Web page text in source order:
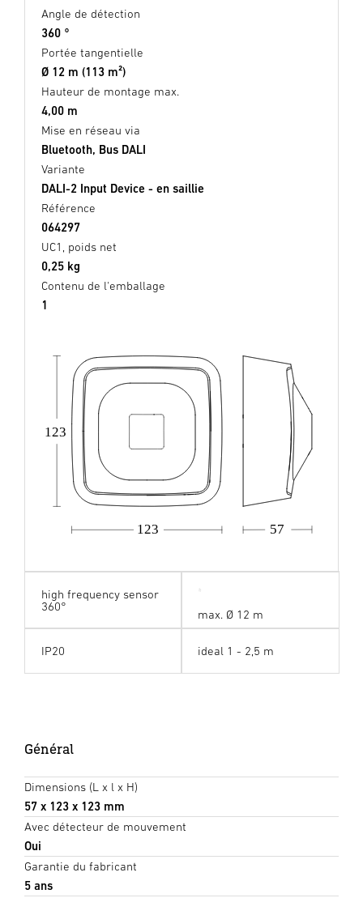
Angle de détection
360 °
Portée tangentielle
Ø 12 m (113 m²)
Hauteur de montage max.
4,00 m
Mise en réseau via
Bluetooth, Bus DALI
Variante
DALI-2 Input Device - en saillie
Référence
064297
UC1, poids net
0,25 kg
Contenu de l'emballage
1
123
123 57
high frequency sensor
360°
max. Ø 12 m
IP20 ideal 1 - 2,5 m
Général
Dimensions (L x l x H)
57 x 123 x 123 mm
Avec détecteur de mouvement
Oui
Garantie du fabricant
5 ans